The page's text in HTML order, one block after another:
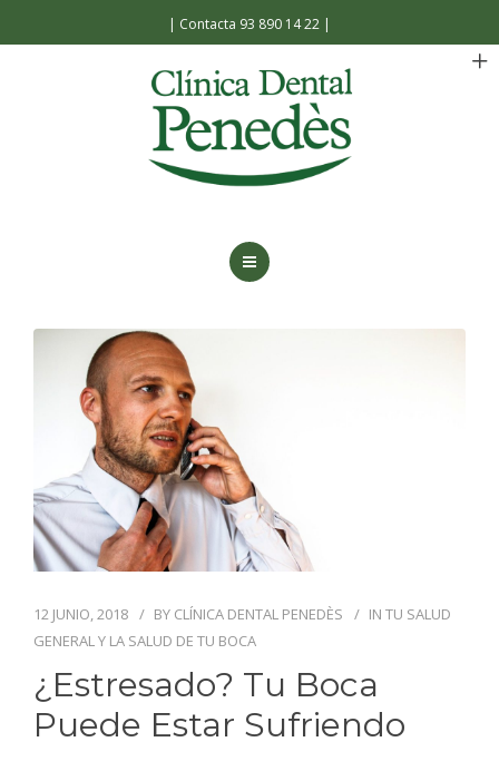
| Contacta 93 890 14 22 |
LA CLÍNICA
TRATAMIENTOS
FACILIDADES
BLOG
CONTACTO
12 JUNIO, 2018 BY CLÍNICA DENTAL PENEDÈS IN TU SALUD
GENERAL Y LA SALUD DE TU BOCA
¿Estresado? Tu Boca
Puede Estar Sufriendo